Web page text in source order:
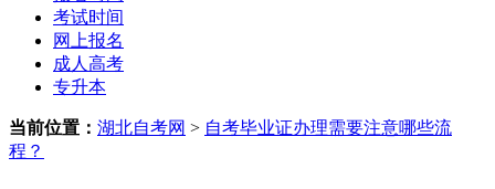
考试时间
网上报名
成人高考
专升本
当前位置： 湖北自考网 > 自考毕业证办理需要注意哪些流
程？